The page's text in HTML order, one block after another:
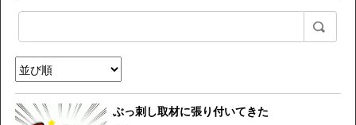
ぶっ刺し取材に張り付いてきた